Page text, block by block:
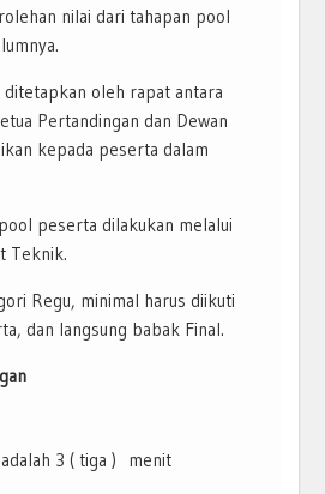
nilai dari tahapan pool
oleh rapat antara
Pertandingan dan Dewan
kepada peserta dalam
peserta dilakukan melalui
Teknik.
Regu, minimal harus diikuti
dan langsung babak Final.
3 ( tiga ) menit